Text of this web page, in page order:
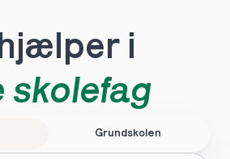
i
skolefag
Grundskolen